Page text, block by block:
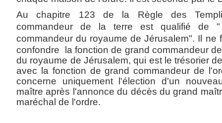
Au chapitre 123 de la Règle des
commandeur de la terre est qualifié de "
commandeur du royaume de Jérusalem". Il ne
confondre la fonction de grand commandeur
du royaume de Jérusalem, qui est le trésorier
avec la fonction de grand commandeur de
concerne uniquement l'élection d'un
maître après l'annonce du décès du grand
maréchal de l'ordre.